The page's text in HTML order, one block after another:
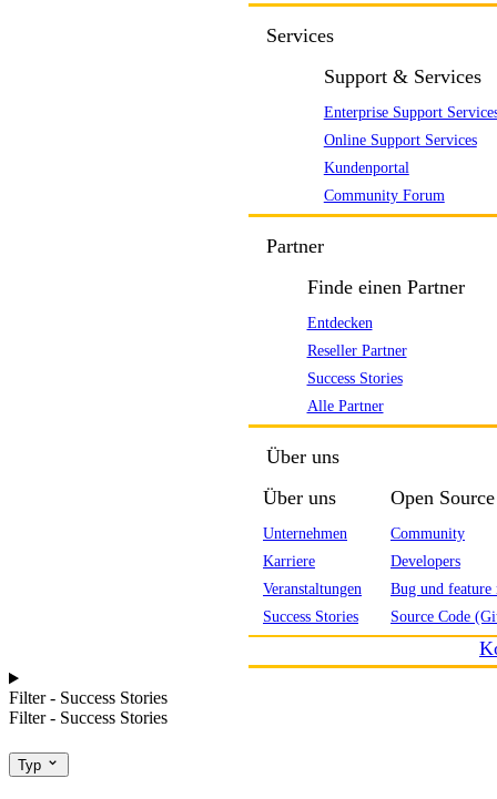
Services
Support & Services
Enterprise Support
Online Support Services
Kundenportal
Community Forum
Partner
Finde einen Partner
Entdecken
Reseller Partner
Success Stories
Alle Partner
Über uns
Über uns
Unternehmen
Karriere
Veranstaltungen
Success Stories
Open Source
Community
Developers
Bug und feature
Source Code
Filter - Success Stories
Filter - Success Stories
Typ